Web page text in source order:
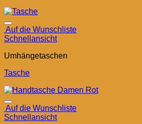
Auf die Wunschliste
Schnellansicht
Umhängetaschen
Tasche
Auf die Wunschliste
Schnellansicht